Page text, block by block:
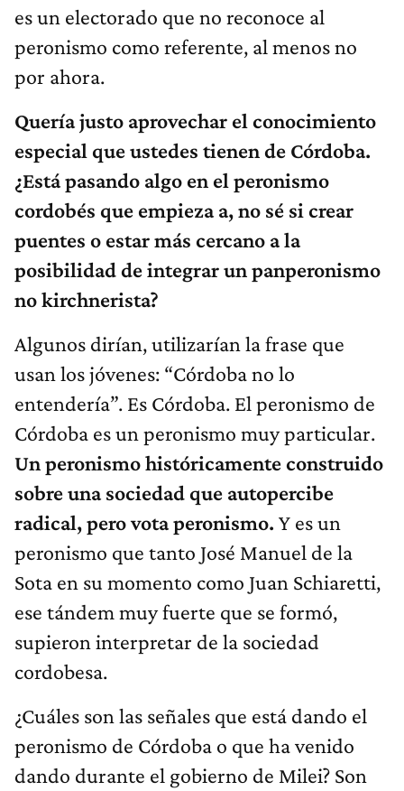
es un electorado que no reconoce al
peronismo como referente, al menos no
por ahora.
Quería justo aprovechar el conocimiento
especial que ustedes tienen de Córdoba.
¿Está pasando algo en el peronismo
cordobés que empieza a, no sé si crear
puentes o estar más cercano a la
posibilidad de integrar un panperonismo
no kirchnerista?
Algunos dirían, utilizarían la frase que
usan los jóvenes: “Córdoba no lo
entendería”. Es Córdoba. El peronismo de
Córdoba es un peronismo muy particular.
Un peronismo históricamente construido
sobre una sociedad que autopercibe
radical, pero vota peronismo. Y es un
peronismo que tanto José Manuel de la
Sota en su momento como Juan Schiaretti,
ese tándem muy fuerte que se formó,
supieron interpretar de la sociedad
cordobesa.
¿Cuáles son las señales que está dando el
peronismo de Córdoba o que ha venido
dando durante el gobierno de Milei? Son